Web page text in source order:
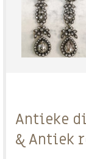
Antieke
& Antiek